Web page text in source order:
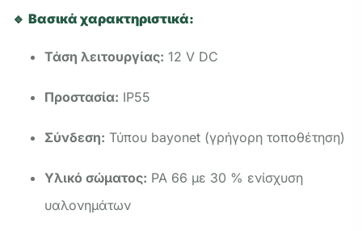
🔹 Βασικά χαρακτηριστικά:
Τάση λειτουργίας: 12 V DC
Προστασία: IP55
Σύνδεση: Τύπου bayonet (γρήγορη τοποθέτηση)
Υλικό σώματος: PA 66 με 30 % ενίσχυση
υαλονημάτων